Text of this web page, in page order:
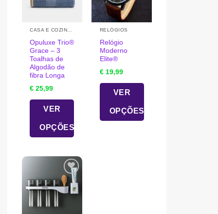
Opuluxe Trio®
Grace – 3
Toalhas de
Algodão de
fibra Longa
€ 25,99
VER
OPÇÕES
variants.
The
options
RELÓGIOS
Relógio
Moderno
Elite®️
€19,99
VER
OPÇÕES